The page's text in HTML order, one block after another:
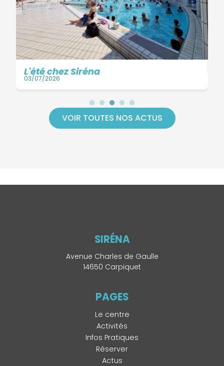
L'été chez Siréna
03/07/2026
VOIR TOUTES NOS ACTUS
SIRÉNA
Avenue Charles de Gaulle
14650 Carpiquet
PAGES
Le centre
Activités
Infos Pratiques
Réserver
Actus